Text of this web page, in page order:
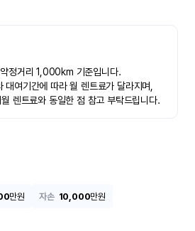
정거리 1,000km 기준입니다.
대여기간에 따라 월 렌트료가 달라지며,
렌트료와 동일한 점 참고 부탁드립니다.
만원 자손 10,000만원